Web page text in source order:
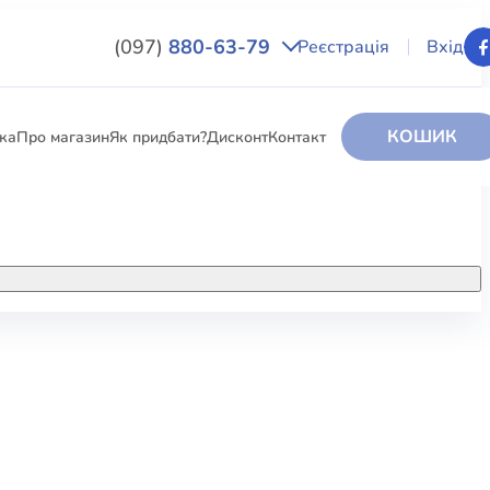
(097) 880-63-79 Реєстрація Вхід
Про магазинЯк придбати?ДисконтКонтакт КОШИК